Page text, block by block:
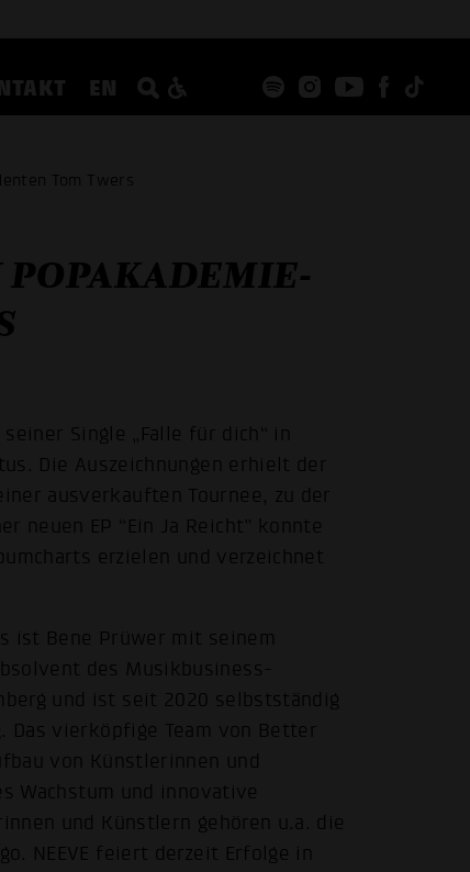
EN
Tom Twers
Single „Falle für dich“ in
Die Auszeichnungen erhielt der
ausverkauften Tournee, zu der
neuen EP “Ein Ja Reicht” konnte
erzielen und verzeichnet
ist Bene Prüwer mit seinem
des Musikbusiness-
und ist seit 2020 selbstständig
Das vierköpfige Team von Better
von Künstlerinnen und
Wachstum und innovative
und Künstlern gehören u.a. die
NEEVE feiert derzeit Erfolge in